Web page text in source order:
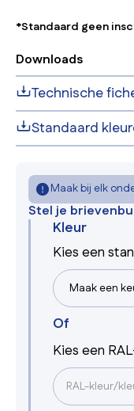
*Standaard geen
Downloads
Technische
Standaard
Maak bij elk
Stel je
Kleur
Kies een
Of
Kies een